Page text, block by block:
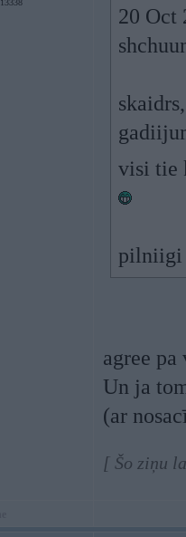
13338
20 Oct
visi tie
pilniigi
agree
Un ja
(ar
[ Šo ziņu